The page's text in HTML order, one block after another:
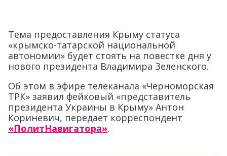
Тема предоставления Крыму статуса
«крымско-татарской национальной
автономии» будет стоять на повестке дня у
нового президента Владимира Зеленского.
Об этом в эфире телеканала «Черноморская
ТРК» заявил фейковый «представитель
президента Украины в Крыму» Антон
Кориневич, передает корреспондент
«ПолитНавигатора».